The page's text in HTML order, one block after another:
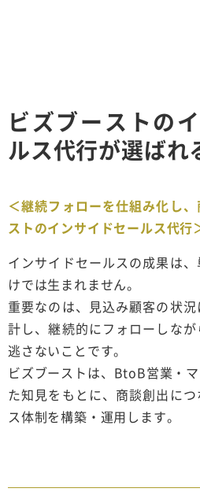
ビズブーストの
ルス代行が選ばれ
＜継続フォローを仕組み化し
ストのインサイドセールス代行
インサイドセールスの成果は
けでは生まれません。
重要なのは、見込み顧客の状
計し、継続的にフォローしな
逃さないことです。
ビズブーストは、BtoB営業・
た知見をもとに、商談創出に
ス体制を構築・運用します。